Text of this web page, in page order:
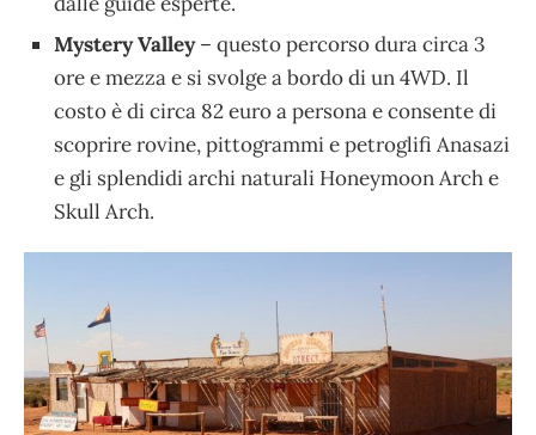
Mystery Valley– questo percorso dura circa 3
ore e mezza e si svolge a bordo di un 4WD. Il
costo è di circa 82 euro a persona e consente di
scoprire rovine, pittogrammi e petroglifi Anasazi
e gli splendidi archi naturali Honeymoon Arch e
Skull Arch.